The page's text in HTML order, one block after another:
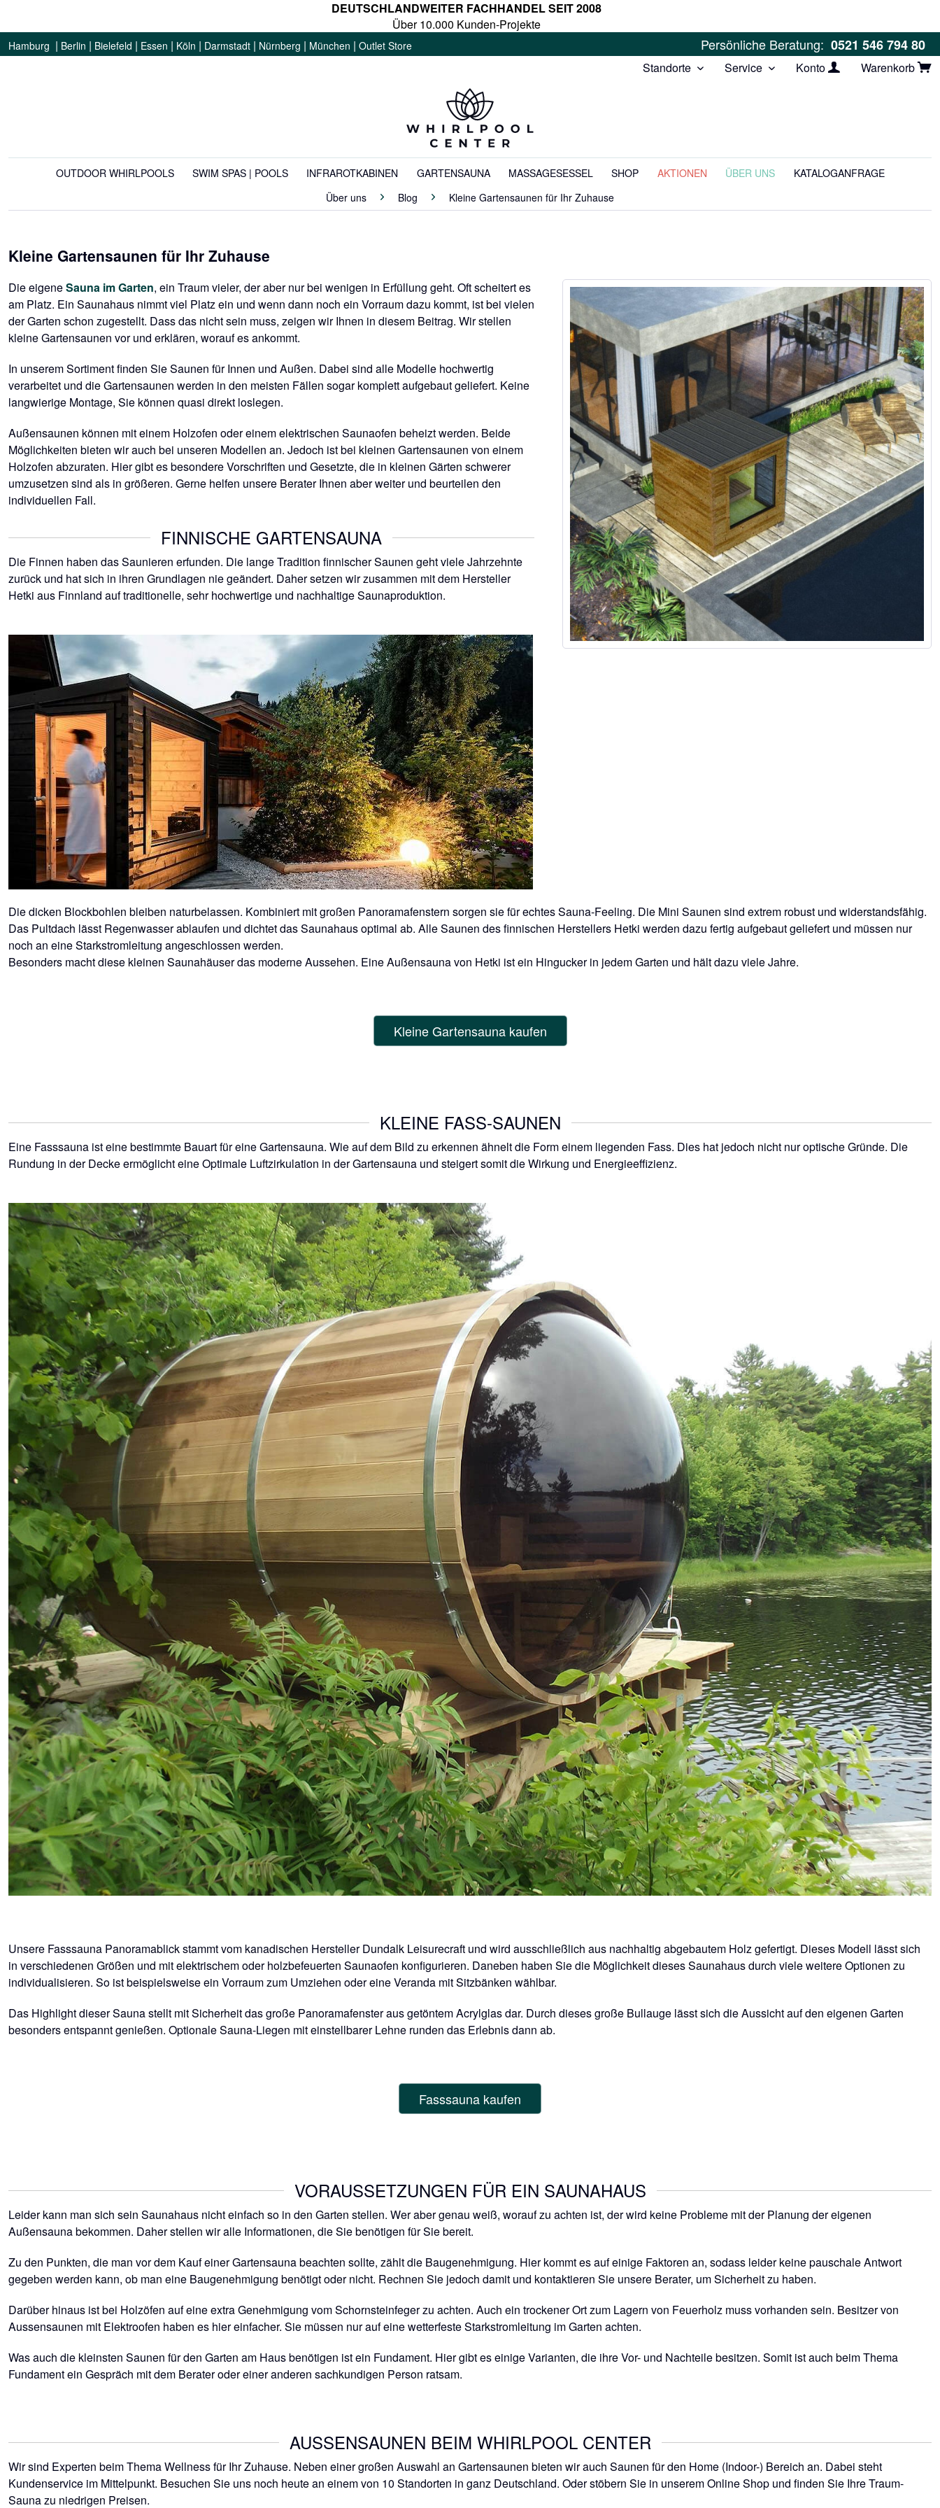
DEUTSCHLANDWEITER FACHHANDEL SEIT 2008
Über 10.000 Kunden-Projekte
Hamburg | Berlin | Bielefeld | Essen | Köln | Darmstadt | Nürnberg | München | Outlet Store Persönliche Beratung: 0521 546 794 80
Standorte Service Konto Warenkorb
OUTDOOR WHIRLPOOLS SWIM SPAS | POOLS INFRAROTKABINEN GARTENSAUNA MASSAGESESSEL SHOP AKTIONEN ÜBER UNS
KATALOGANFRAGE
Über uns
Blog Kleine Gartensaunen für Ihr Zuhause
Kleine Gartensaunen für Ihr Zuhause
Die eigeneSauna im Garten, ein Traum vieler, der aber nur bei wenigen in Erfüllung geht. Oft scheitert es
am Platz. Ein Saunahaus nimmt viel Platz ein und wenn dann noch ein Vorraum dazu kommt, ist bei vielen
der Garten schon zugestellt. Dass das nicht sein muss, zeigen wir Ihnen in diesem Beitrag. Wir stellen
kleine Gartensaunen vor und erklären, worauf es ankommt.
In unserem Sortiment finden Sie Saunen für Innen und Außen. Dabei sind alle Modelle hochwertig
verarbeitet und die Gartensaunen werden in den meisten Fällen sogar komplett aufgebaut geliefert. Keine
langwierige Montage, Sie können quasi direkt loslegen.
Außensaunen können mit einem Holzofen oder einem elektrischen Saunaofen beheizt werden. Beide
Möglichkeiten bieten wir auch bei unseren Modellen an. Jedoch ist bei kleinen Gartensaunen von einem
Holzofen abzuraten. Hier gibt es besondere Vorschriften und Gesetzte, die in kleinen Gärten schwerer
umzusetzen sind als in größeren. Gerne helfen unsere Berater Ihnen aber weiter und beurteilen den
individuellen Fall.
FINNISCHE GARTENSAUNA
Die Finnen haben das Saunieren erfunden. Die lange Tradition finnischer Saunen geht viele Jahrzehnte
zurück und hat sich in ihren Grundlagen nie geändert. Daher setzen wir zusammen mit dem Hersteller
Hetki aus Finnland auf traditionelle, sehr hochwertige und nachhaltige Saunaproduktion.
Die dicken Blockbohlen bleiben naturbelassen. Kombiniert mit großen Panoramafenstern sorgen sie für echtes Sauna-Feeling. Die Mini Saunen sind extrem robust und widerstandsfähig.
Das Pultdach lässt Regenwasser ablaufen und dichtet das Saunahaus optimal ab. Alle Saunen des finnischen Herstellers Hetki werden dazu fertig aufgebaut geliefert und müssen nur
noch an eine Starkstromleitung angeschlossen werden.
Besonders macht diese kleinen Saunahäuser das moderne Aussehen. Eine Außensauna von Hetki ist ein Hingucker in jedem Garten und hält dazu viele Jahre.
Kleine Gartensauna kaufen
KLEINE FASS-SAUNEN
Eine Fasssauna ist eine bestimmte Bauart für eine Gartensauna. Wie auf dem Bild zu erkennen ähnelt die Form einem liegenden Fass. Dies hat jedoch nicht nur optische Gründe. Die
Rundung in der Decke ermöglicht eine Optimale Luftzirkulation in der Gartensauna und steigert somit die Wirkung und Energieeffizienz.
Unsere Fasssauna Panoramablick stammt vom kanadischen Hersteller Dundalk Leisurecraft und wird ausschließlich aus nachhaltig abgebautem Holz gefertigt. Dieses Modell lässt sich
in verschiedenen Größen und mit elektrischem oder holzbefeuerten Saunaofen konfigurieren. Daneben haben Sie die Möglichkeit dieses Saunahaus durch viele weitere Optionen zu
individualisieren. So ist beispielsweise ein Vorraum zum Umziehen oder eine Veranda mit Sitzbänken wählbar.
Das Highlight dieser Sauna stellt mit Sicherheit das große Panoramafenster aus getöntem Acrylglas dar. Durch dieses große Bullauge lässt sich die Aussicht auf den eigenen Garten
besonders entspannt genießen. Optionale Sauna-Liegen mit einstellbarer Lehne runden das Erlebnis dann ab.
Fasssauna kaufen
VORAUSSETZUNGEN FÜR EIN SAUNAHAUS
Leider kann man sich sein Saunahaus nicht einfach so in den Garten stellen. Wer aber genau weiß, worauf zu achten ist, der wird keine Probleme mit der Planung der eigenen
Außensauna bekommen. Daher stellen wir alle Informationen, die Sie benötigen für Sie bereit.
Zu den Punkten, die man vor dem Kauf einer Gartensauna beachten sollte, zählt die Baugenehmigung. Hier kommt es auf einige Faktoren an, sodass leider keine pauschale Antwort
gegeben werden kann, ob man eine Baugenehmigung benötigt oder nicht. Rechnen Sie jedoch damit und kontaktieren Sie unsere Berater, um Sicherheit zu haben.
Darüber hinaus ist bei Holzöfen auf eine extra Genehmigung vom Schornsteinfeger zu achten. Auch ein trockener Ort zum Lagern von Feuerholz muss vorhanden sein. Besitzer von
Aussensaunen mit Elektroofen haben es hier einfacher. Sie müssen nur auf eine wetterfeste Starkstromleitung im Garten achten.
Was auch die kleinsten Saunen für den Garten am Haus benötigen ist ein Fundament. Hier gibt es einige Varianten, die ihre Vor- und Nachteile besitzen. Somit ist auch beim Thema
Fundament ein Gespräch mit dem Berater oder einer anderen sachkundigen Person ratsam.
AUSSENSAUNEN BEIM WHIRLPOOL CENTER
Wir sind Experten beim Thema Wellness für Ihr Zuhause. Neben einer großen Auswahl an Gartensaunen bieten wir auch Saunen für den Home (Indoor-) Bereich an. Dabei steht
Kundenservice im Mittelpunkt. Besuchen Sie uns noch heute an einem von 10 Standorten in ganz Deutschland. Oder stöbern Sie in unserem Online Shop und finden Sie Ihre Traum-
Sauna zu niedrigen Preisen.